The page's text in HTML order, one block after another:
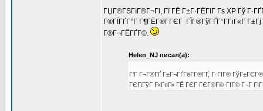
ГЏГ®ГЅГІГ®Г¬Гі, Гї ГЁ Г±Г·ГЁГІГ Гѕ XP Гў
Г®ГЇГҐГ°Г Г¶ГЁГ®Г­ГЄГ ГЇГ®ГўГҐГ°Г­ГіГ«Г
Г®Г¬ГЁГҐГ©.
Helen_NJ писал(а):
Г‘Г Г¬Г®ГҐ Г±Г¬ГҐГёГ­Г®ГҐ, Г·ГІГ®
ГЄГіГўГ Г«Г¤Г» ГЁ ГЄГ ГЄГ®Г©-ГІГ® Г¬Г